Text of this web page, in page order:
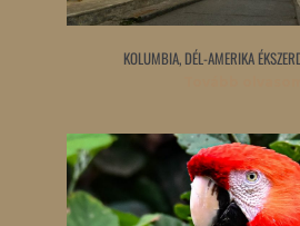
KOLUMBIA, DÉL-AMERIKA